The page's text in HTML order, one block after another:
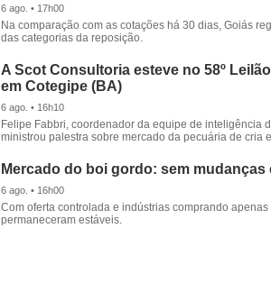
6 ago. • 17h00
Na comparação com as cotações há 30 dias, Goiás
das categorias da reposição.
A Scot Consultoria esteve no 58º
em Cotegipe (BA)
6 ago. • 16h10
Felipe Fabbri, coordenador da equipe de inteligência
ministrou palestra sobre mercado da pecuária de cria
Mercado do boi gordo: sem mudanças
6 ago. • 16h00
Com oferta controlada e indústrias comprando
permaneceram estáveis.